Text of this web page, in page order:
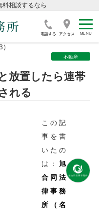
相談するなら
電話する アクセス
不動産
放置したら連帯
れる
この記
事を書
いたの
は：旭
合同法
律事務
所（名